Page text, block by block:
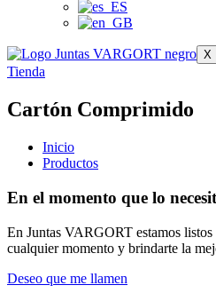
X
Tienda
Cartón Comprimido
Inicio
Productos
En el momento que lo
En Juntas VARGORT estamos listos
cualquier momento y brindarte la
Deseo que me llamen